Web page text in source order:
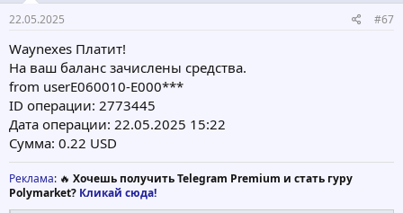
22.05.2025 #67
Waynexes Платит!
На ваш баланс зачислены средства.
from userE060010-E000***
ID операции: 2773445
Дата операции: 22.05.2025 15:22
Сумма: 0.22 USD
Реклама: 🔥 Хочешь получить Telegram Premium и стать гуру
Polymarket? Кликай сюда!